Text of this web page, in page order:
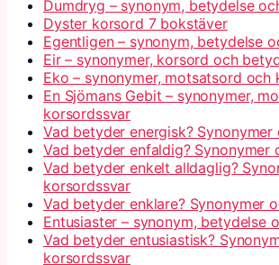
Dumdryg – synonym, betydelse
Dyster korsord 7 bokstäver
Egentligen – synonym, betydelse
Eir – synonymer, korsord och
Eko – synonymer, motsatsord och
En Sjömans Gebit – synonymer,
korsordssvar
Vad betyder energisk?
Vad betyder enfaldig? Synonymer
Vad betyder enkelt alldaglig?
korsordssvar
Vad betyder enklare? Synonymer
Entusiaster – synonym, betydelse
Vad betyder entusiastisk?
korsordssvar